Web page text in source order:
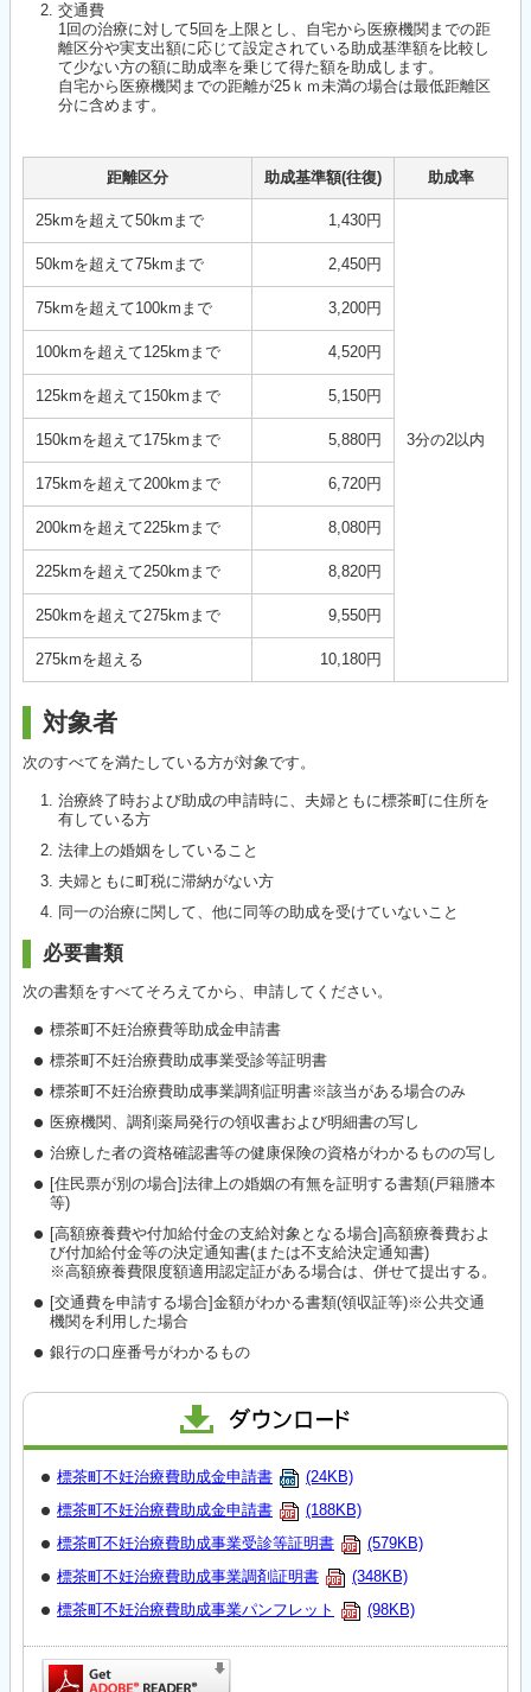
交通費
1回の治療に対して5回を上限とし、自宅から医療機関までの距
離区分や実支出額に応じて設定されている助成基準額を比較し
て少ない方の額に助成率を乗じて得た額を助成します。
自宅から医療機関までの距離が25ｋｍ未満の場合は最低距離区
分に含めます。
距離区分 助成基準額(往復) 助成率
25kmを超えて50kmまで 1,430円
3分の2以内
50kmを超えて75kmまで 2,450円
75kmを超えて100kmまで 3,200円
100kmを超えて125kmまで 4,520円
125kmを超えて150kmまで 5,150円
150kmを超えて175kmまで 5,880円
175kmを超えて200kmまで 6,720円
200kmを超えて225kmまで 8,080円
225kmを超えて250kmまで 8,820円
250kmを超えて275kmまで 9,550円
275kmを超える 10,180円
対象者
次のすべてを満たしている方が対象です。
治療終了時および助成の申請時に、夫婦ともに標茶町に住所を
有している方
法律上の婚姻をしていること
夫婦ともに町税に滞納がない方
同一の治療に関して、他に同等の助成を受けていないこと
必要書類
次の書類をすべてそろえてから、申請してください。
標茶町不妊治療費等助成金申請書
標茶町不妊治療費助成事業受診等証明書
標茶町不妊治療費助成事業調剤証明書※該当がある場合のみ
医療機関、調剤薬局発行の領収書および明細書の写し
治療した者の資格確認書等の健康保険の資格がわかるものの写し
[住民票が別の場合]法律上の婚姻の有無を証明する書類(戸籍謄本
等)
[高額療養費や付加給付金の支給対象となる場合]高額療養費およ
び付加給付金等の決定通知書(または不支給決定通知書)
※高額療養費限度額適用認定証がある場合は、併せて提出する。
[交通費を申請する場合]金額がわかる書類(領収証等)※公共交通
機関を利用した場合
銀行の口座番号がわかるもの
標茶町不妊治療費助成金申請書
(24KB)
標茶町不妊治療費助成金申請書
(188KB)
標茶町不妊治療費助成事業受診等証明書
(579KB)
標茶町不妊治療費助成事業調剤証明書
(348KB)
標茶町不妊治療費助成事業パンフレット
(98KB)